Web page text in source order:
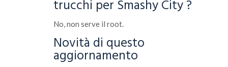
trucchi per Smashy City ?
No, non serve il root.
Novità di questo
aggiornamento